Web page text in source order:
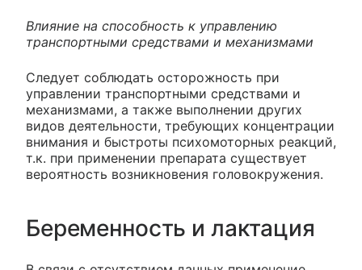
Влияние на способность к управлению
транспортными средствами и механизмами
Следует соблюдать осторожность при
управлении транспортными средствами и
механизмами, а также выполнении других
видов деятельности, требующих концентрации
внимания и быстроты психомоторных реакций,
т.к. при применении препарата существует
вероятность возникновения головокружения.
Беременность и лактация